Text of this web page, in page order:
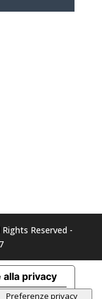
Reserved -
privacy